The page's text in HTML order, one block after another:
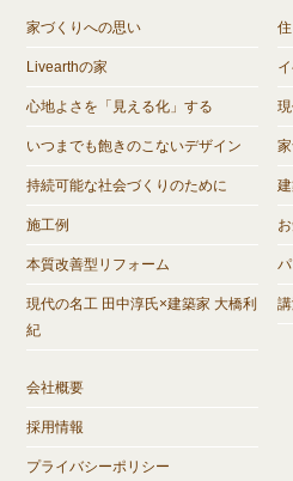
家づくりへの思い
Livearthの家
心地よさを「見える化」する
いつまでも飽きのこないデザイン
持続可能な社会づくりのために
施工例
本質改善型リフォーム
現代の名工 田中淳氏×建築家 大橋利
紀
会社概要
採用情報
プライバシーポリシー